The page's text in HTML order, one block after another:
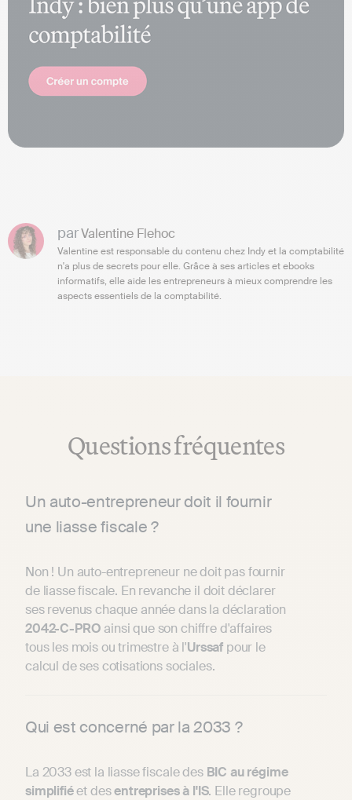
parValentine Flehoc
Valentine est responsable du contenu chez Indy et la comptabilité
n'a plus de secrets pour elle. Grâce à ses articles et ebooks
informatifs, elle aide les entrepreneurs à mieux comprendre les
aspects essentiels de la comptabilité.
Questions fréquentes
Un auto-entrepreneur doit il fournir
une liasse fiscale ?
Non ! Un auto-entrepreneur ne doit pas fournir
de liasse fiscale. En revanche il doit déclarer
ses revenus chaque année dans la déclaration
2042-C-PRO ainsi que son chiffre d'affaires
tous les mois ou trimestre à l'Urssaf pour le
calcul de ses cotisations sociales.
Qui est concerné par la 2033 ?
La 2033 est la liasse fiscale des BIC au régime
simplifiéet desentreprises à l'IS. Elle regroupe